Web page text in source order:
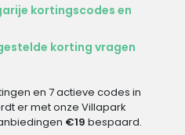
kortingscodes en
korting vragen
en 7 actieve codes in
er met onze Villapark
€19 bespaard.